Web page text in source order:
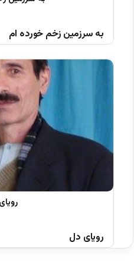
به سرزمین زخم خورده ام
رویای دل